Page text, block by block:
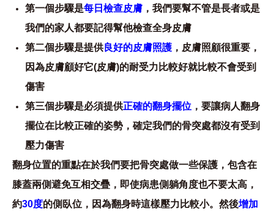
第一個步驟是每日檢查皮膚 ，我們要幫不管是長者或是
我們的家人都要記得幫他檢查全身皮膚
第二個步驟是提供良好的皮膚照護 ，皮膚照顧很重要，
因為皮膚顧好它(皮膚)的耐受力比較好就比較不會受到
傷害
第三個步驟是必須提供正確的翻身擺位 ，要讓病人翻身
擺位在比較正確的姿勢，確定我們的骨突處都沒有受到
壓力傷害
翻身位置的重點在於我們要把骨突處做一些保護，包含在
膝蓋兩側避免互相交疊，即使病患側躺角度也不要太高，
約30度的側臥位，因為翻身時這樣壓力比較小。然後增加